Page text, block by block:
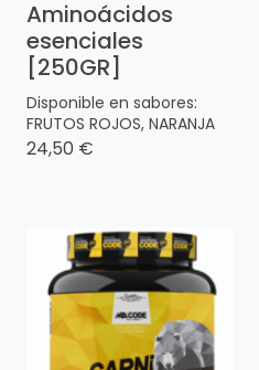
Aminoácidos
esenciales
[250GR]
Disponible en sabores:
FRUTOS ROJOS, NARANJA
24,50 €